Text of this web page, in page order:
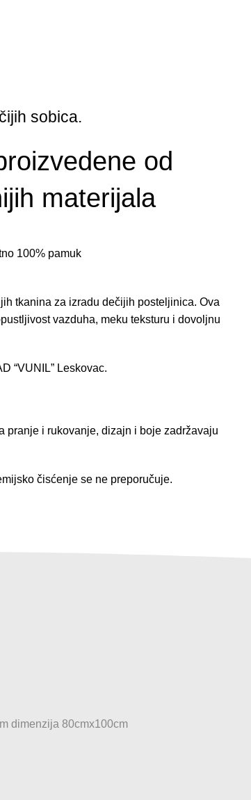
sobica.
od
materijala
100% pamuk
tkanina za izradu dečijih posteljinica. Ova
vazduha, meku teksturu i dovoljnu
“VUNIL” Leskovac.
pranje i rukovanje, dizajn i boje zadržavaju
čisćenje se ne preporučuje.
dimenzija 80cmx100cm